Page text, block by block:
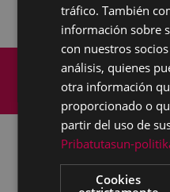
Política de
tráfico. También
información sobre
con nuestros
análisis, quienes
otra información
proporcionado o
partir del uso de
Pribatutasun-
Cookies